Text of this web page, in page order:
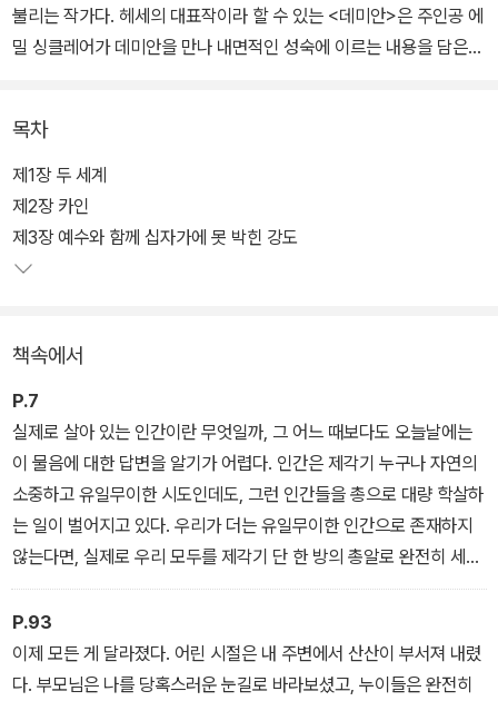
불리는 작가다. 헤세의 대표작이라 할 수 있는 <데미안>은 주인공 에
밀 싱클레어가 데미안을 만나 내면적인 성숙에 이르는 내용을 담은
싱클레어가 자신을 둘러싸고 있는 껍데기를 깨고 내면의 무한한 세계
를 찾아가는 혹독한 여정은 불확실성의 현대 사회에서 자신의 꿈을
이루고 자아 정체성을 확립하려는 이들에게 이정표를 제시했다. 청소
년기의 깊은 고뇌와 갈등, 자아실현의 과정은 당시 헤세가 몰두하던
정신 분석학의 깊은 사상과 내용이 문학적 형상을 통해 정교하게 형
목차
제1장 두 세계
제2장 카인
제3장 예수와 함께 십자가에 못 박힌 강도
책속에서
P.7
실제로 살아 있는 인간이란 무엇일까, 그 어느 때보다도 오늘날에는
이 물음에 대한 답변을 알기가 어렵다. 인간은 제각기 누구나 자연의
소중하고 유일무이한 시도인데도, 그런 인간들을 총으로 대량 학살하
는 일이 벌어지고 있다. 우리가 더는 유일무이한 인간으로 존재하지
않는다면, 실제로 우리 모두를 제각기 단 한 방의 총알로 완전히 세상
에서 없애 버릴 수 있다면, 이야기를 한다는 게 무슨 의미가 있겠는가.
그러나 모든 인간은 저마다 자기 자신일 뿐만 아니라, 세상의 현상들
이 오로지 단 한 번 이렇게 교차하는 지점, 무슨 일이 있어도 중요하고
주목할 만한 유일무이하고 아주 특별한 지점이다. 그런 까닭에 제각
P.93
이제 모든 게 달라졌다. 어린 시절은 내 주변에서 산산이 부서져 내렸
다. 부모님은 나를 당혹스러운 눈길로 바라보셨고, 누이들은 완전히